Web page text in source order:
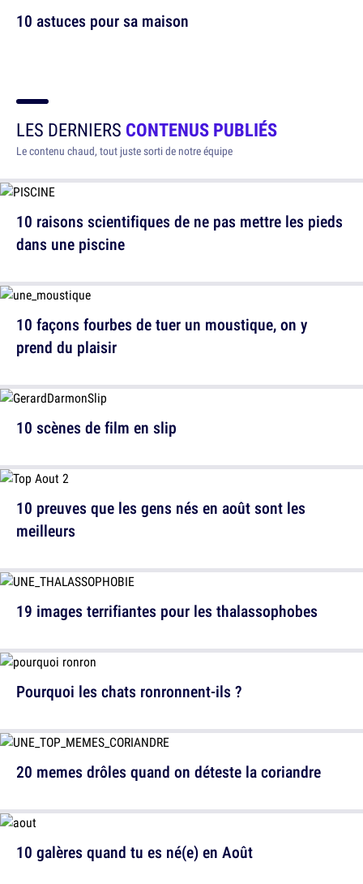
10 astuces pour sa maison
LES DERNIERS CONTENUS PUBLIÉS
Le contenu chaud, tout juste sorti de notre équipe
10 raisons scientifiques de ne pas mettre les pieds
dans une piscine
10 scènes de film en slip
19 images terrifiantes pour les thalassophobes
20 memes drôles quand on déteste la coriandre
10 façons fourbes de tuer un moustique, on y
prend du plaisir
10 preuves que les gens nés en août sont les
meilleurs
Pourquoi les chats ronronnent-ils ?
10 galères quand tu es né(e) en Août